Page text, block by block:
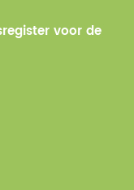
voor de